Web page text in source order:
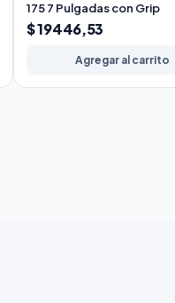
175 7 Pulgadas con Grip
$ 19446,53
Agregar al carrito